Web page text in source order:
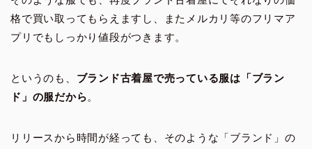
格で買い取ってもらえますし、またメルカリ等のフリマア
プリでもしっかり値段がつきます。
というのも、 ブランド古着屋で売っている服は「ブラン
ド」の服だから。
リリースから時間が経っても、そのような「ブランド」の